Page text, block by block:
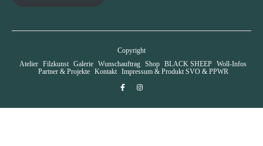
Copyright
Atelier Filzkunst Galerie Wunschauftrag Shop BLACK SHEEP Woll-Infos
Partner & Projekte
Kontakt Impressum & Produkt SVO & PPWR